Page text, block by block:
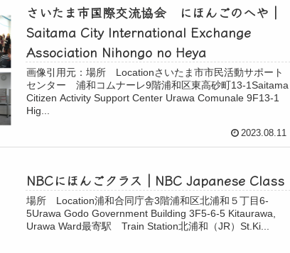
さいたま市国際交流協会 にほんごのへや｜
Saitama City International Exchange
Association Nihongo no Heya
画像引用元：場所 Locationさいたま市市民活動サポート
センター 浦和コムナーレ9階浦和区東高砂町13-1Saitama
Citizen Activity Support Center Urawa Comunale 9F13-1
Hig...
2023.08.11
NBCにほんごクラス｜NBC Japanese Class
場所 Location浦和合同庁舎3階浦和区北浦和５丁目6-
5Urawa Godo Government Building 3F5-6-5 Kitaurawa,
Urawa Ward最寄駅 Train Station北浦和（JR）St.Ki...